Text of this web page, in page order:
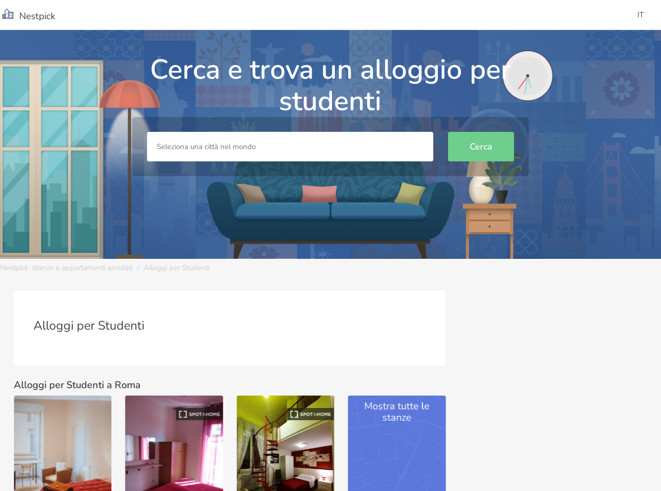
Nestpick IT
Cerca e trova un alloggio per
studenti
Cerca
Nestpick: stanze e appartamenti arredati Alloggi per Studenti
Alloggi per Studenti
Alloggi per Studenti a Roma
Mostra tutte le
stanze